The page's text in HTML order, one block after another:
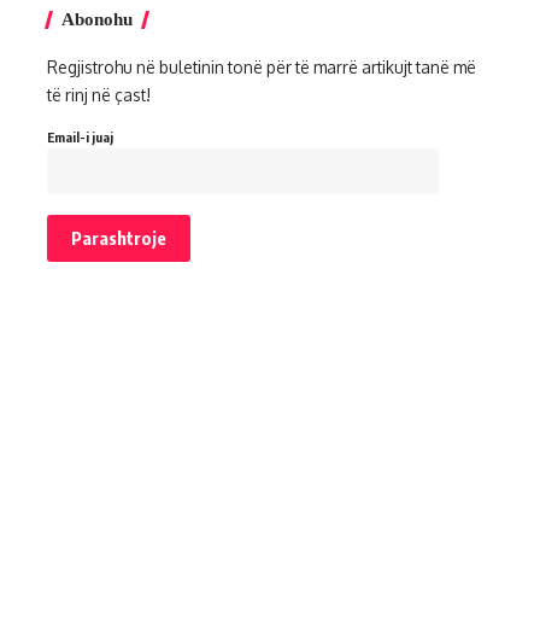
Abonohu
Regjistrohu në buletinin tonë për të marrë artikujt tanë më
të rinj në çast!
Email-i juaj